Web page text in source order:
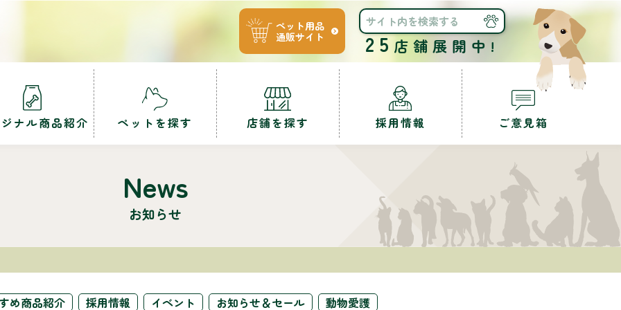
ペット用品
通販サイト
25店舗展開中!
ナル商品紹介 ペットを探す 店舗を探す 採用情報 ご意見箱
News
お知らせ
め商品紹介 採用情報 イベント お知らせ＆セール 動物愛護